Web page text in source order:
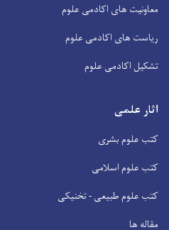
معاونیت های اکادمی علوم
ریاست های اکادمی علوم
تشکیل اکادمی علوم
اثار علمی
کتب علوم بشری
کتب علوم اسلامی
کتب علوم طبیعی - تخنیکی
مقاله ها